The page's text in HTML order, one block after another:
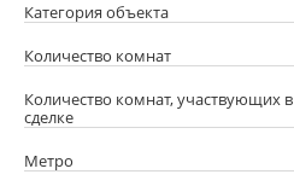
Категория объекта
Количество комнат
Количество комнат, участвующих в
сделке
Метро